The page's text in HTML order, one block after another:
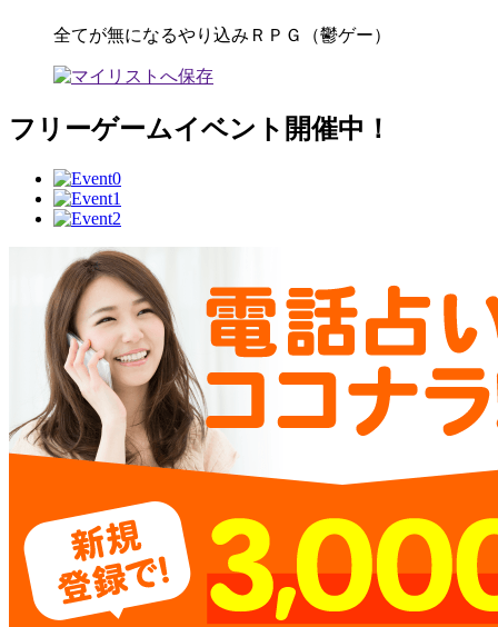
全てが無になるやり込みＲＰＧ（鬱ゲー）
フリーゲームイベント開催中！